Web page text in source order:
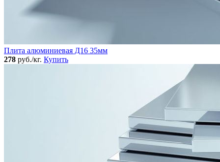
Плита алюминиевая Д16 35мм
278 руб./кг. Купить